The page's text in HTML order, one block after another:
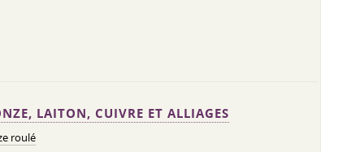
LAITON, CUIVRE ET ALLIAGES
roulé